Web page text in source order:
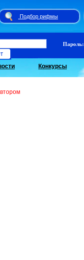
Подбор рифмы
Пароль:
Конкурсы